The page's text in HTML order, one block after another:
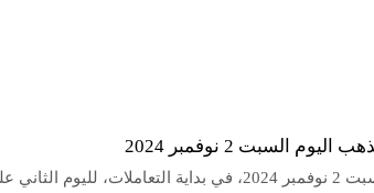
استقر سعر الذهب اليوم السبت 2 نوفمبر 2024، في بداية التعاملات، لليوم